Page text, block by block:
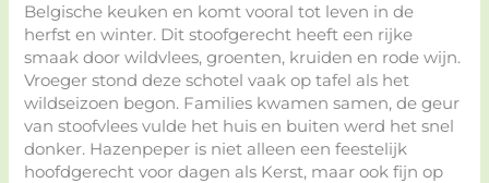
Belgische keuken en komt vooral tot leven in de
herfst en winter. Dit stoofgerecht heeft een rijke
smaak door wildvlees, groenten, kruiden en rode wijn.
Vroeger stond deze schotel vaak op tafel als het
wildseizoen begon. Families kwamen samen, de geur
van stoofvlees vulde het huis en buiten werd het snel
donker. Hazenpeper is niet alleen een feestelijk
hoofdgerecht voor dagen als Kerst, maar ook fijn op